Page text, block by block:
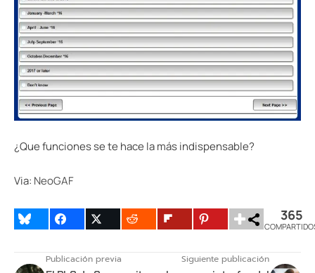
¿Que funciones se te hace la más indispensable?
Via: NeoGAF
365
Publicación previa Siguiente publicación